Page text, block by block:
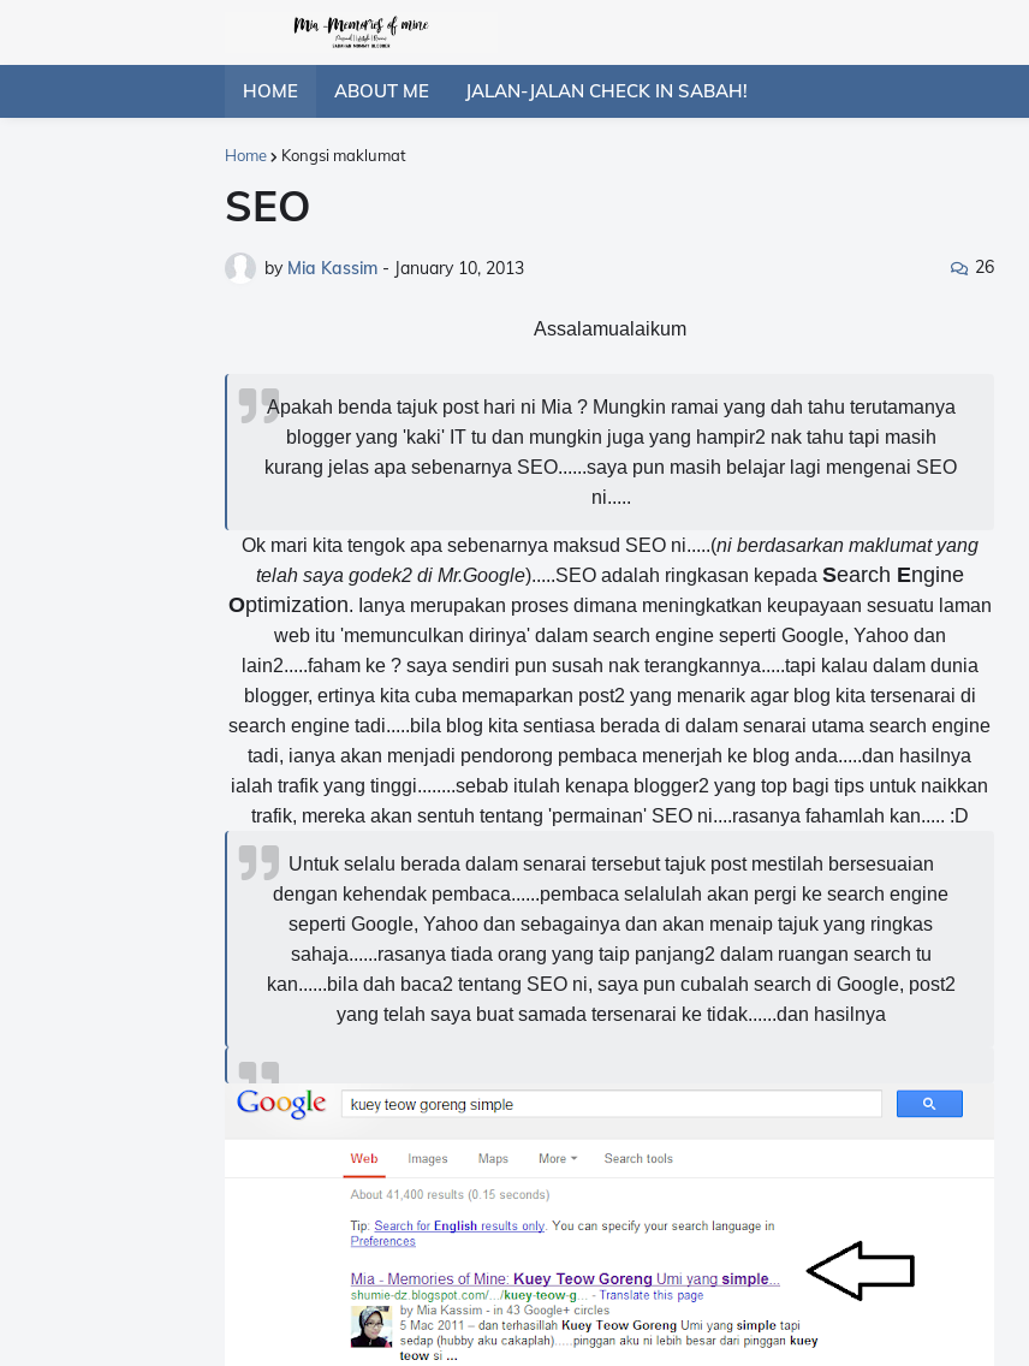
HOME ABOUT ME JALAN-JALAN CHECK IN SABAH!
Home Kongsi maklumat
SEO
by Mia Kassim - January 10, 2013 26
Assalamualaikum
Apakah benda tajuk post hari ni Mia ? Mungkin ramai yang dah tahu terutamanya
blogger yang 'kaki' IT tu dan mungkin juga yang hampir2 nak tahu tapi masih
kurang jelas apa sebenarnya SEO......saya pun masih belajar lagi mengenai SEO
ni.....
Ok mari kita tengok apa sebenarnya maksud SEO ni.....(ni berdasarkan maklumat yang
telah saya godek2 di Mr.Google).....SEO adalah ringkasan kepada Search Engine
Optimization. Ianya merupakan proses dimana meningkatkan keupayaan sesuatu laman
web itu 'memunculkan dirinya' dalam search engine seperti Google, Yahoo dan
lain2.....faham ke ? saya sendiri pun susah nak terangkannya.....tapi kalau dalam dunia
blogger, ertinya kita cuba memaparkan post2 yang menarik agar blog kita tersenarai di
search engine tadi.....bila blog kita sentiasa berada di dalam senarai utama search engine
tadi, ianya akan menjadi pendorong pembaca menerjah ke blog anda.....dan hasilnya
ialah trafik yang tinggi........sebab itulah kenapa blogger2 yang top bagi tips untuk naikkan
trafik, mereka akan sentuh tentang 'permainan' SEO ni....rasanya fahamlah kan..... :D
Untuk selalu berada dalam senarai tersebut tajuk post mestilah bersesuaian
dengan kehendak pembaca......pembaca selalulah akan pergi ke search engine
seperti Google, Yahoo dan sebagainya dan akan menaip tajuk yang ringkas
sahaja......rasanya tiada orang yang taip panjang2 dalam ruangan search tu
kan......bila dah baca2 tentang SEO ni, saya pun cubalah search di Google, post2
yang telah saya buat samada tersenarai ke tidak......dan hasilnya